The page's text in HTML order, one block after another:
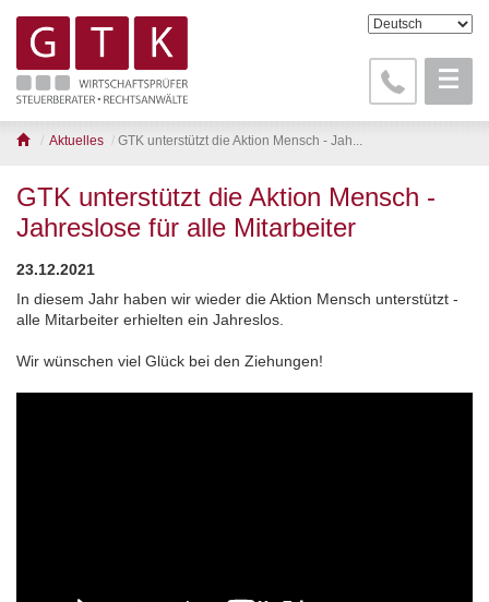
Aktuelles GTK unterstützt die Aktion Mensch - Jah...
GTK unterstützt die Aktion Mensch -
Jahreslose für alle Mitarbeiter
23.12.2021
In diesem Jahr haben wir wieder die Aktion Mensch unterstützt -
alle Mitarbeiter erhielten ein Jahreslos.
Wir wünschen viel Glück bei den Ziehungen!